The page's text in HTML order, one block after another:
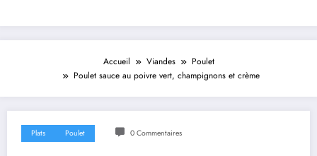
Accueil Viandes
Poulet
Poulet sauce au poivre vert, champignons et crème
Plats Poulet 0 Commentaires